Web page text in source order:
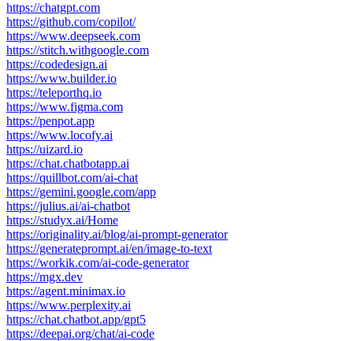
https://chatgpt.com
https://github.com/copilot/
https://www.deepseek.com
https://stitch.withgoogle.com
https://codedesign.ai
https://www.builder.io
https://teleporthq.io
https://www.figma.com
https://penpot.app
https://www.locofy.ai
https://uizard.io
https://chat.chatbotapp.ai
https://quillbot.com/ai-chat
https://gemini.google.com/app
https://julius.ai/ai-chatbot
https://studyx.ai/Home
https://originality.ai/blog/ai-prompt-generator
https://generateprompt.ai/en/image-to-text
https://workik.com/ai-code-generator
https://mgx.dev
https://agent.minimax.io
https://www.perplexity.ai
https://chat.chatbot.app/gpt5
https://deepai.org/chat/ai-code